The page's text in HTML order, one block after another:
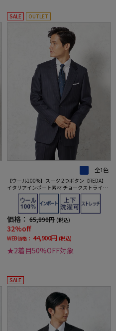
SALE OUTLET
全1色
【ウール100%】スーツ 2つボタン【REDA】
イタリアインポート素材 チョークストライプ
リッケンバッカー 秋冬
価格： 65,890円 (税込)
32%off
WEB価格： 44,900円 (税込)
★2着目50%OFF対象
SALE